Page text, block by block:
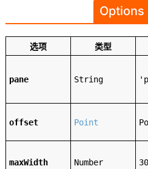
Options
选项 类型
pane String
offset Point
maxWidth Number